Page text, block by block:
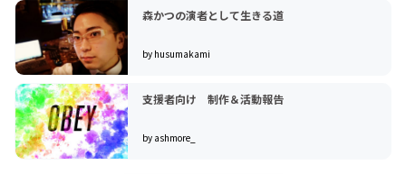
森かつの演者として生きる道
by husumakami
支援者向け 制作＆活動報告
by ashmore_